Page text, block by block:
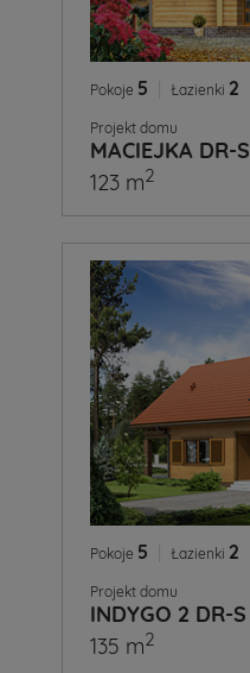
Pokoje 5 Łazienki 2
Projekt domu
MACIEJKA DR-S
123 m2
Pokoje 5 Łazienki 2
Projekt domu
INDYGO 2 DR-S
135 m2